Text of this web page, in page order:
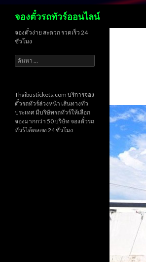
จองตั๋วรถทัวร์ออนไลน์
จองตั๋วง่าย สะดวก รวดเร็ว 24
ชั่วโมง
ค้นหา
สำหรับ:
Thaibustickets.com บริการจอง
ตั๋วรถทัวร์ล่วงหน้า เส้นทางทั่ว
ประเทศ มีบริษัทรถทัวร์ให้เลือก
จองมากกว่า 50 บริษัท จองตั๋วรถ
ทัวร์ได้ตลอด 24 ชั่วโมง